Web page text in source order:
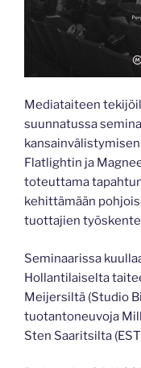
Mediataiteen
suunnatussa
Flatlightin ja
toteuttama
kehittämään
tuottajien
Seminaarissa
Hollantilaiselta
Meijersiltä (Studio
tuotantoneuvoja
Sten Saaritsilta